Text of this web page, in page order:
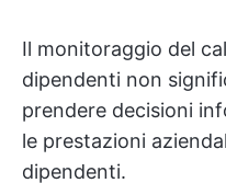
Il monitoraggio del
dipendenti non
prendere decisioni
le prestazioni
dipendenti.